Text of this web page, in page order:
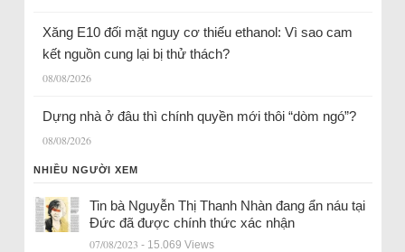
Xăng E10 đối mặt nguy cơ thiếu ethanol: Vì sao cam
kết nguồn cung lại bị thử thách?
08/08/2026
Dựng nhà ở đâu thì chính quyền mới thôi “dòm ngó”?
08/08/2026
NHIỀU NGƯỜI XEM
Tin bà Nguyễn Thị Thanh Nhàn đang ẩn náu tại
Đức đã được chính thức xác nhận
07/08/2023 - 15.069 Views